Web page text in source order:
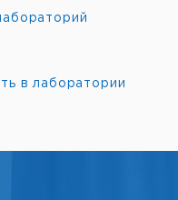
в лаборатории